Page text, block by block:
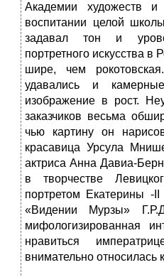
Академии художеств
воспитании целой
задавал тон и
портретного искусства
шире, чем
удавались и
изображение в рост.
заказчиков весьма
чью картину он
красавица Урсула
актриса Анна Давиа-
в творчестве
портретом Екатерины -
«Видении Мурзы»
мифологизированная
нравиться
внимательно относилась